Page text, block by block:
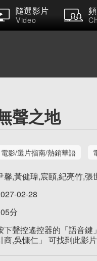
隨選影片
Video
聲之地
電影/選片指南/熱銷華語
馨,黃健瑋,宸頤,紀亮竹,
02-28
分
下聲控遙控器的「語音鍵
商,吳慷仁」 可找到此影片